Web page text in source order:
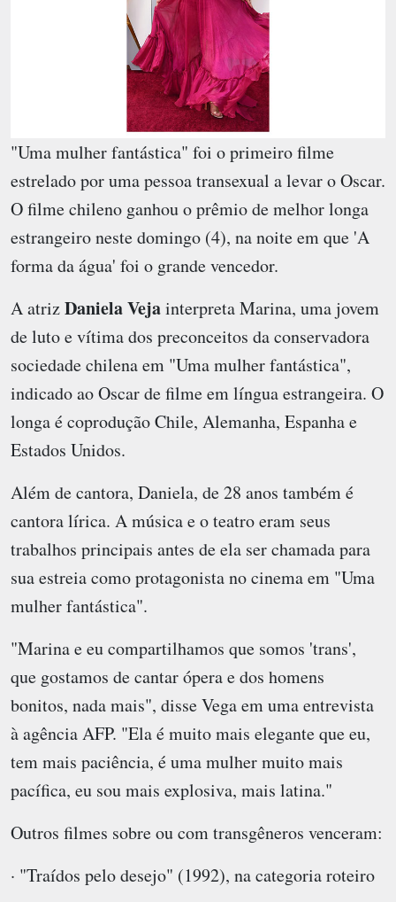
"Uma mulher fantástica" foi o primeiro filme
estrelado por uma pessoa transexual a levar o Oscar.
O filme chileno ganhou o prêmio de melhor longa
estrangeiro neste domingo (4), na noite em que 'A
forma da água' foi o grande vencedor.
A atrizDaniela Vejainterpreta Marina, uma jovem
de luto e vítima dos preconceitos da conservadora
sociedade chilena em "Uma mulher fantástica",
indicado ao Oscar de filme em língua estrangeira. O
longa é coprodução Chile, Alemanha, Espanha e
Estados Unidos.
Além de cantora, Daniela, de 28 anos também é
cantora lírica. A música e o teatro eram seus
trabalhos principais antes de ela ser chamada para
sua estreia como protagonista no cinema em "Uma
mulher fantástica".
"Marina e eu compartilhamos que somos 'trans',
que gostamos de cantar ópera e dos homens
bonitos, nada mais", disse Vega em uma entrevista
à agência AFP. "Ela é muito mais elegante que eu,
tem mais paciência, é uma mulher muito mais
pacífica, eu sou mais explosiva, mais latina."
Outros filmes sobre ou com transgêneros venceram:
· "Traídos pelo desejo" (1992), na categoria roteiro